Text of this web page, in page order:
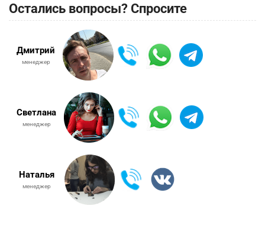
Остались вопросы? Спросите
Дмитрий
менеджер
Светлана
менеджер
Наталья
менеджер